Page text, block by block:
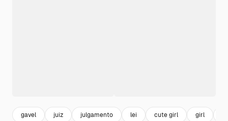
gavel juiz julgamento lei cute girl girl